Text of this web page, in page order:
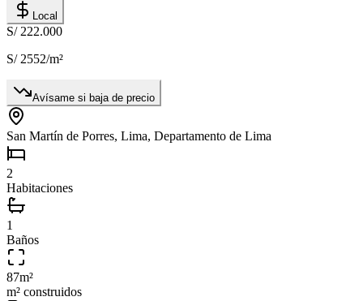
Local
S/ 222.000
S/ 2552/m²
Avísame si baja de precio
San Martín de Porres, Lima, Departamento de Lima
2
Habitaciones
1
Baños
87m²
m² construidos